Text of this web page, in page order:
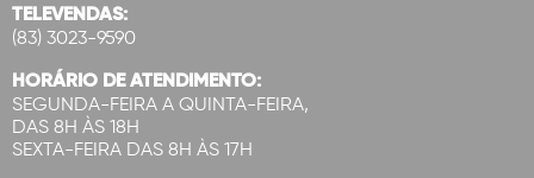
TELEVENDAS:
(83) 3023-9590
HORÁRIO DE ATENDIMENTO:
SEGUNDA-FEIRA A QUINTA-FEIRA,
DAS 8H ÀS 18H
SEXTA-FEIRA DAS 8H ÀS 17H